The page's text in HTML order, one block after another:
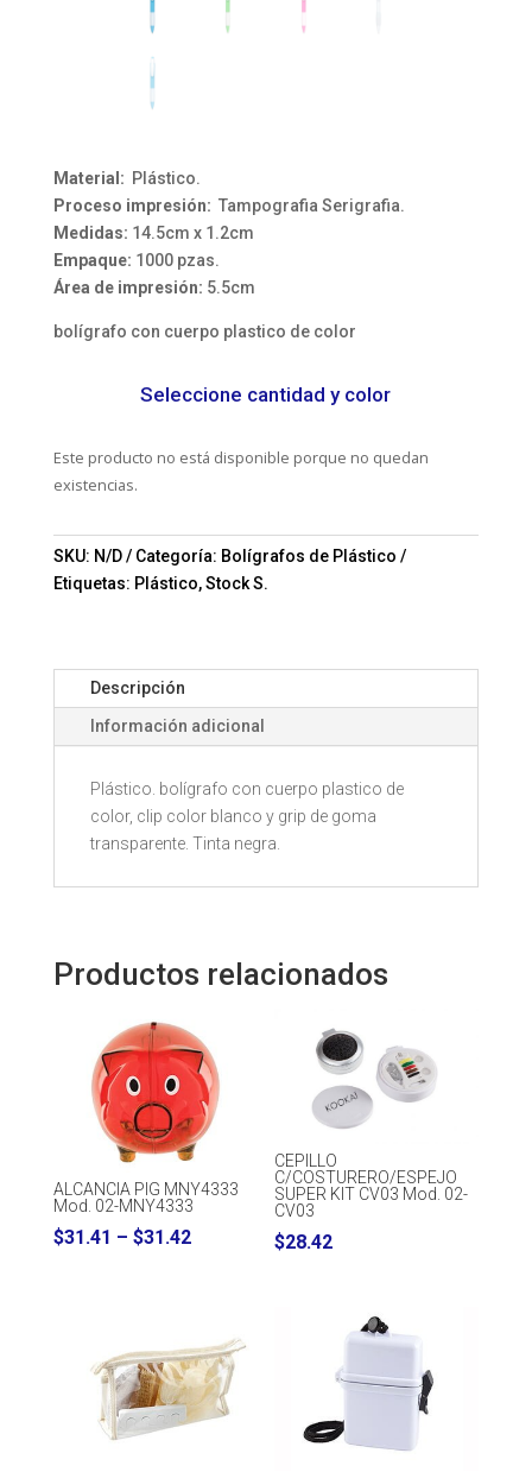
Material: Plástico.
Proceso impresión: Tampografia Serigrafia.
Medidas: 14.5cm x 1.2cm
Empaque: 1000 pzas.
Área de impresión: 5.5cm
bolígrafo con cuerpo plastico de color
Seleccione cantidad y color
Este producto no está disponible porque no quedan
existencias.
SKU: N/D Categoría: Bolígrafos de Plástico
Etiquetas: Plástico,Stock S.
Descripción
Información adicional
Plástico. bolígrafo con cuerpo plastico de
color, clip color blanco y grip de goma
transparente. Tinta negra.
Productos relacionados
ALCANCIA PIG MNY4333
Mod. 02-MNY4333
$31.41 – $31.42Price
$31.42
CEPILLO
C/COSTURERO/ESPEJO
SUPER KIT CV03 Mod. 02-
CV03
$28.42